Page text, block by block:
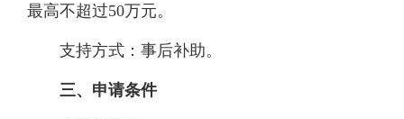
最高不超过50万元。
支持方式： 事后补助。
三、申请条件